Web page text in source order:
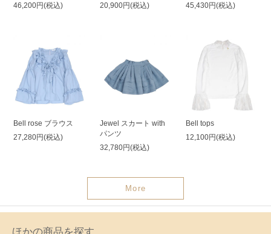
46,200円(税込)
20,900円(税込)
45,430円(税込)
Bell rose ブラウス
27,280円(税込)
Jewel スカート with
パンツ
32,780円(税込)
Bell tops
12,100円(税込)
More